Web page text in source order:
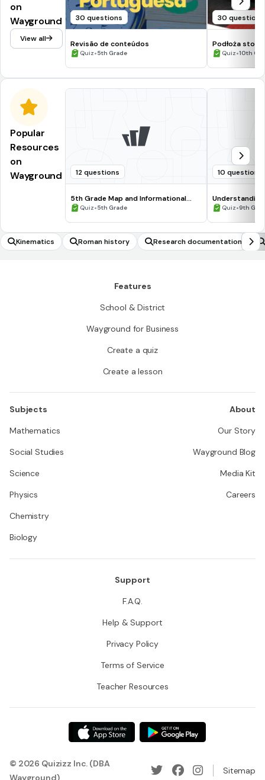
on
Wayground
View all
30 questions
Revisão de conteúdos
Quiz•5th Grade
30 questions
Podłoża
cyfrowym
Quiz•10th
Popular
Resources
on
Wayground
12 questions
5th Grade Map and Informational
Processing Skills
Quiz•5th Grade
10 questions
Quiz•9th
Kinematics Roman history Research documentation
Features
School & District
Wayground for Business
Create a quiz
Create a lesson
Subjects
Mathematics
Social Studies
Science
Physics
Chemistry
Biology
About
Our Story
Wayground Blog
Media Kit
Careers
Support
F.A.Q.
Help & Support
Privacy Policy
Terms of Service
Teacher Resources
© 2026 Quizizz Inc. (DBA
Wayground)
Sitemap